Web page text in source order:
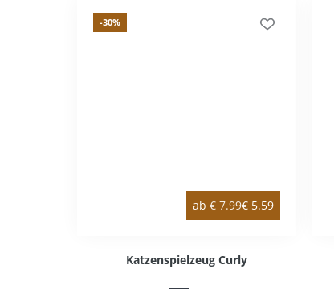
-30%
ab € 7.99€ 5.59
Katzenspielzeug Curly